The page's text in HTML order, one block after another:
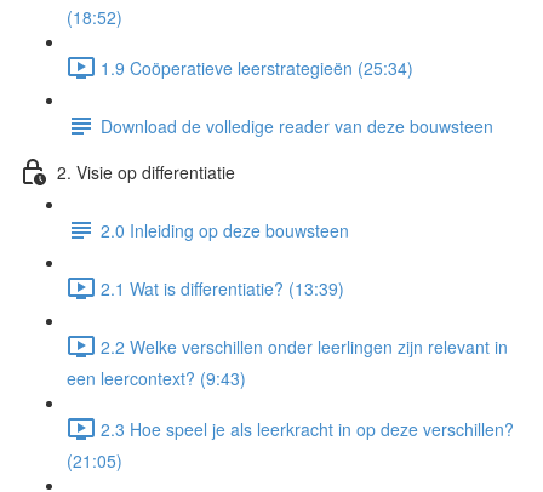
(18:52)
1.9 Coöperatieve leerstrategieën (25:34)
Download de volledige reader van deze bouwsteen
2. Visie op differentiatie
2.0 Inleiding op deze bouwsteen
2.1 Wat is differentiatie? (13:39)
2.2 Welke verschillen onder leerlingen zijn relevant in
een leercontext? (9:43)
2.3 Hoe speel je als leerkracht in op deze verschillen?
(21:05)